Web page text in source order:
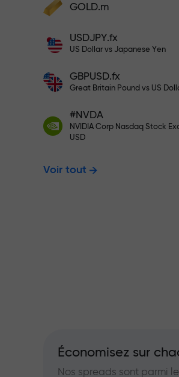
000 fois supérieur à
n’est pas une erreur.
cadeaux
$1,500
Tradez
Bonus
grand
GOLD.m
USDJPY.fx
US Dollar vs Japanese Yen
GBPUSD.fx
Great Britain Pound vs US
#NVDA
NVIDIA Corp Nasdaq Stock
USD
Voir tout
Économisez sur
Nos spreads sont parmi